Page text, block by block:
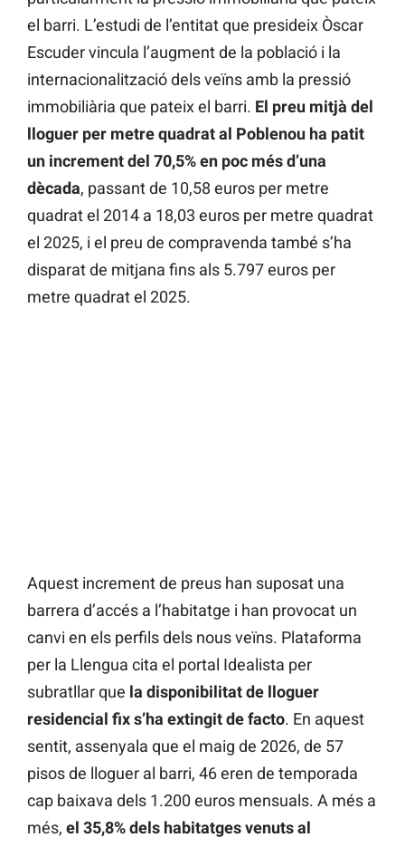
el barri. L’estudi de l’entitat que presideix Òscar
Escuder vincula l’augment de la població i la
internacionalització dels veïns amb la pressió
immobiliària que pateix el barri. El preu mitjà del
lloguer per metre quadrat al Poblenou ha patit
un increment del 70,5% en poc més d’una
dècada, passant de 10,58 euros per metre
quadrat el 2014 a 18,03 euros per metre quadrat
el 2025, i el preu de compravenda també s’ha
disparat de mitjana fins als 5.797 euros per
metre quadrat el 2025.
Aquest increment de preus han suposat una
barrera d’accés a l’habitatge i han provocat un
canvi en els perfils dels nous veïns. Plataforma
per la Llengua cita el portal Idealista per
subratllar que la disponibilitat de lloguer
residencial fix s’ha extingit de facto. En aquest
sentit, assenyala que el maig de 2026, de 57
pisos de lloguer al barri, 46 eren de temporada
cap baixava dels 1.200 euros mensuals. A més a
més, el 35,8% dels habitatges venuts al